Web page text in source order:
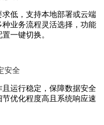
低，支持本地部署或云端
业务流程灵活选择，功能
一键切换。
安全
运行稳定，保障数据安全
优化程度高且系统响应速